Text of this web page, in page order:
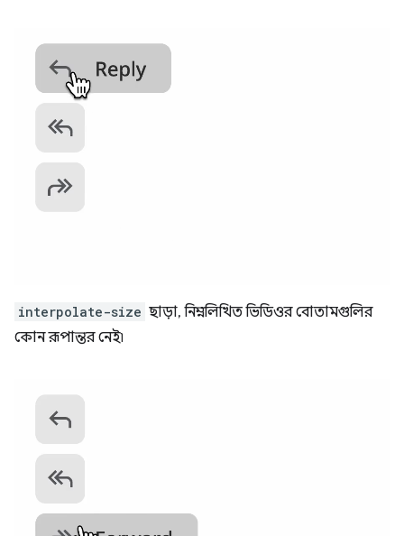
interpolate-size ছাড়া, নিম্নলিখিত ভিডিওর বোতামগুলির
কোন রূপান্তর নেই৷